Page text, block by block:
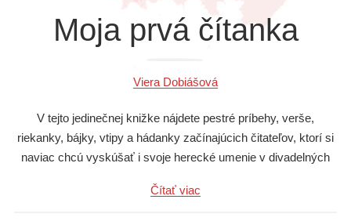
Moja prvá čítanka
Viera Dobiášová
V tejto jedinečnej knižke nájdete pestré príbehy, verše,
riekanky, bájky, vtipy a hádanky začínajúcich čitateľov, ktorí si
naviac chcú vyskúšať i svoje herecké umenie v divadelných
prvé čítanie, ktoré je obľúbenou knižkou v školách.
Čítať viac